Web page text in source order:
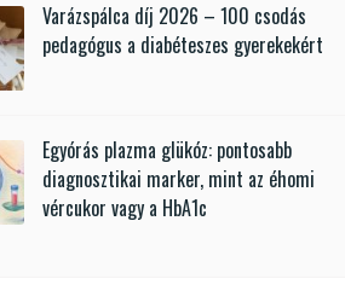
Varázspálca díj 2026 – 100 csodás
pedagógus a diabéteszes gyerekekért
Egyórás plazma glükóz: pontosabb
diagnosztikai marker, mint az éhomi
vércukor vagy a HbA1c